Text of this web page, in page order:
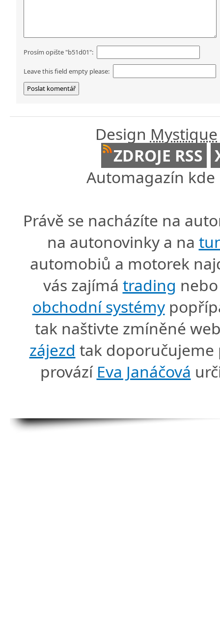
Prosím opište "b51d01":
Leave this field empty please:
Design Mystique
ZDROJE RSS
Automagazín
Právě se nacházíte na
na autonovinky a na
automobiů a motorek
vás zajímá trading
obchodní systémy
tak naštivte zmíněné
zájezd tak doporučujeme
provází Eva Janáčová